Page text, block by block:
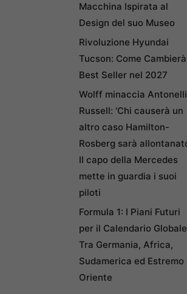
Macchina Ispirata al
Design del suo Museo
Rivoluzione Hyundai
Tucson: Come
Best Seller nel 2027
Wolff minaccia
Russell: ‘Chi causerà un
altro caso Hamilton-
Rosberg sarà
Il capo della Mercedes
mette in guardia i suoi
piloti
Formula 1: I Piani Futuri
per il Calendario
Tra Germania, Africa,
Sudamerica ed Estremo
Oriente